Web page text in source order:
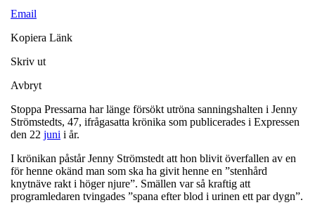
Email
Kopiera Länk
Skriv ut
Avbryt
Stoppa Pressarna har länge försökt utröna sanningshalten i Jenny
Strömstedts, 47, ifrågasatta krönika som publicerades i Expressen
den 22 juni i år.
I krönikan påstår Jenny Strömstedt att hon blivit överfallen av en
för henne okänd man som ska ha givit henne en ”stenhård
knytnäve rakt i höger njure”. Smällen var så kraftig att
programledaren tvingades ”spana efter blod i urinen ett par dygn”.